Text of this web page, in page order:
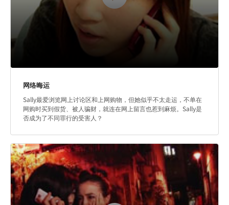
网络晦运
Sally最爱浏览网上讨论区和上网购物，但她似乎不太走运，不单在
网购时买到假货、被人骗财，就连在网上留言也惹到麻烦。Sally是
否成为了不同罪行的受害人？